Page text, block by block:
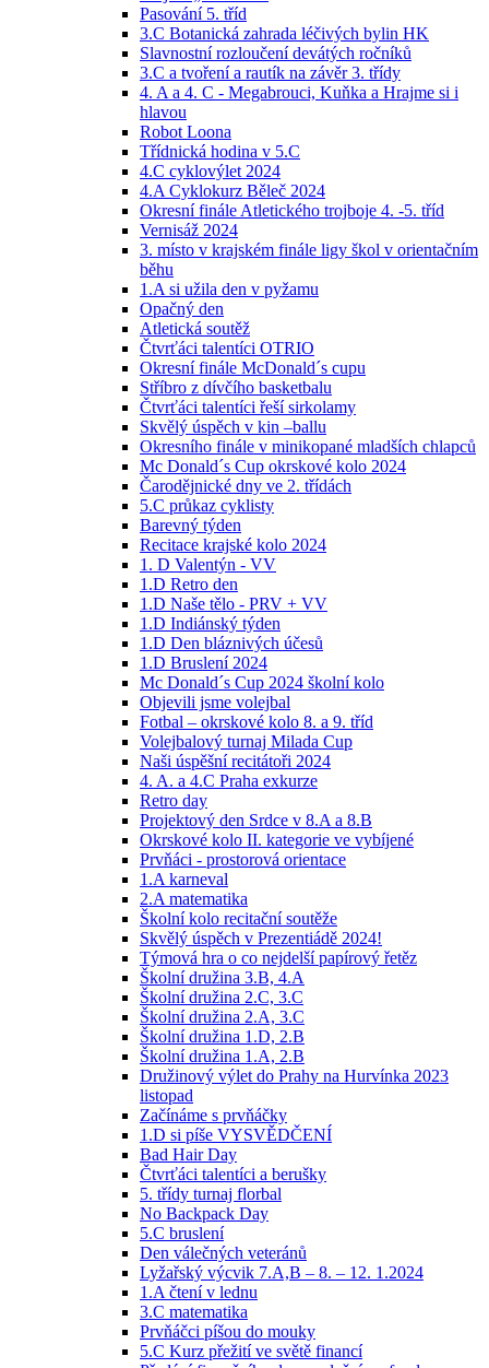
Pasování 5. tříd
3.C Botanická zahrada léčivých bylin HK
Slavnostní rozloučení devátých ročníků
3.C a tvoření a rautík na závěr 3. třídy
4. A a 4. C - Megabrouci, Kuňka a Hrajme si i
hlavou
Robot Loona
Třídnická hodina v 5.C
4.C cyklovýlet 2024
4.A Cyklokurz Běleč 2024
Okresní finále Atletického trojboje 4. -5. tříd
Vernisáž 2024
3. místo v krajském finále ligy škol v orientačním
běhu
1.A si užila den v pyžamu
Opačný den
Atletická soutěž
Čtvrťáci talentíci OTRIO
Okresní finále McDonald´s cupu
Stříbro z dívčího basketbalu
Čtvrťáci talentíci řeší sirkolamy
Skvělý úspěch v kin –ballu
Okresního finále v minikopané mladších chlapců
Mc Donald´s Cup okrskové kolo 2024
Čarodějnické dny ve 2. třídách
5.C průkaz cyklisty
Barevný týden
Recitace krajské kolo 2024
1. D Valentýn - VV
1.D Retro den
1.D Naše tělo - PRV + VV
1.D Indiánský týden
1.D Den bláznivých účesů
1.D Bruslení 2024
Mc Donald´s Cup 2024 školní kolo
Objevili jsme volejbal
Fotbal – okrskové kolo 8. a 9. tříd
Volejbalový turnaj Milada Cup
Naši úspěšní recitátoři 2024
4. A. a 4.C Praha exkurze
Retro day
Projektový den Srdce v 8.A a 8.B
Okrskové kolo II. kategorie ve vybíjené
Prvňáci - prostorová orientace
1.A karneval
2.A matematika
Školní kolo recitační soutěže
Skvělý úspěch v Prezentiádě 2024!
Týmová hra o co nejdelší papírový řetěz
Školní družina 3.B, 4.A
Školní družina 2.C, 3.C
Školní družina 2.A, 3.C
Školní družina 1.D, 2.B
Školní družina 1.A, 2.B
Družinový výlet do Prahy na Hurvínka 2023
listopad
Začínáme s prvňáčky
1.D si píše VYSVĚDČENÍ
Bad Hair Day
Čtvrťáci talentíci a berušky
5. třídy turnaj florbal
No Backpack Day
5.C bruslení
Den válečných veteránů
Lyžařský výcvik 7.A,B – 8. – 12. 1.2024
1.A čtení v lednu
3.C matematika
Prvňáčci píšou do mouky
5.C Kurz přežití ve světě financí